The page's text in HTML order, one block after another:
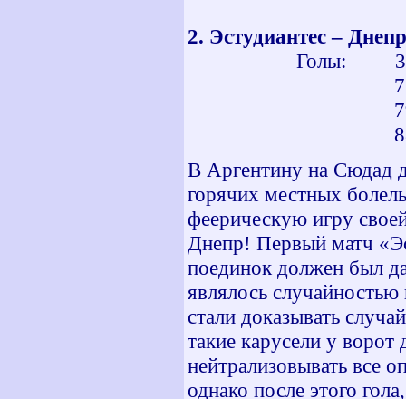
2. Эстудиантес –
Голы: 3
77 мин -
79 мин -
88 мин -
В Аргентину на Сюдад
горячих местных
феерическую игру
Днепр! Первый матч
поединок должен был
являлось
стали доказывать
такие карусели у ворот
нейтрализовывать все
однако после этого